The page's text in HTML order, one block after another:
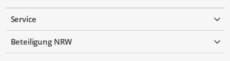
Service
Beteiligung NRW